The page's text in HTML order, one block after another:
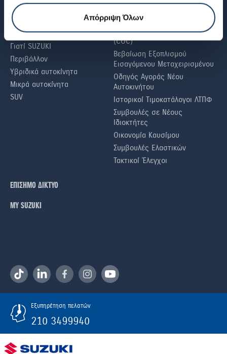
Απόρριψη Όλων
SUZUKI WORLD
SUZUKI
Νέα & Άρθρα
Γιατί SUZUKI
Περιβάλλον
Υβριδικά αυτοκίνητα
Μικρά αυτοκίνητα
SUV
ΧΡΗΣΙΜΕΣ ΠΛΗΡΟΦΟΡΙΕΣ
Αίτηση Έκδοσης
Πιστοποιητικού Συμμόρφωσης
(COC)
Βεβαίωση Εξοπλισμού
Εισαγόμενου Μεταχειρισμένου
Οδηγός Αγοράς Νέου
Αυτοκινήτου
Ιστορικοί Τιμοκατάλογοι ΛΤΠΦ
Συμβουλές σε Nέους
Iδιοκτήτες
Οικονομία Καυσίμου
Συμβουλές Ελαστικών
Τακτικοί Έλεγχοι
ΕΠΙΣΗΜΟ ΔΙΚΤΥΟ
ΜΥ SUZUKI
Εξυπηρέτηση πελατών
210 3499940